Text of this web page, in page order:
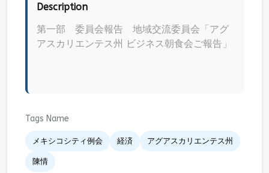
Description
第一部 委員会報告 地域交流委員会「アグ
アスカリエンテス州 ビジネス朝食会ご報告」
Tags Name
メキシコシティ例会 経済 アグアスカリエンテス州
陳情